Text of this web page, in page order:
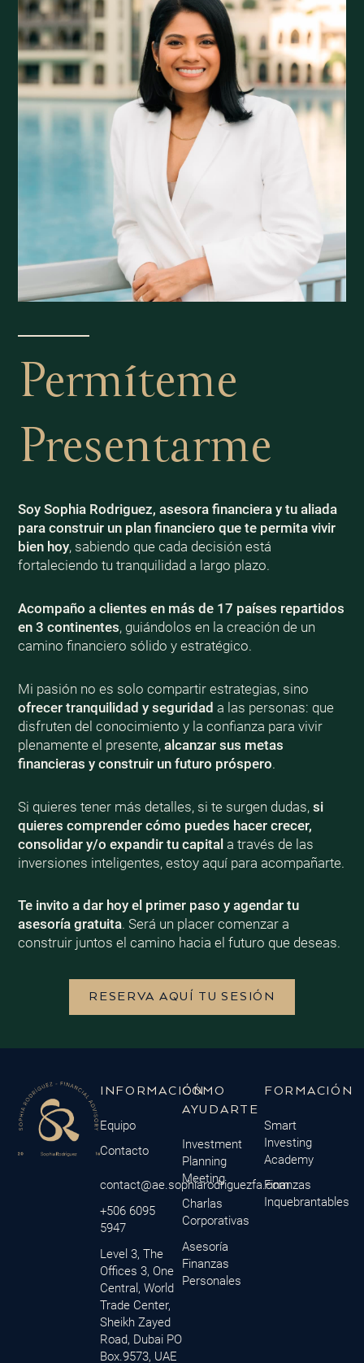
Permíteme
Presentarme
Soy Sophia Rodriguez, asesora financiera y tu aliada
para construir un plan financiero que te permita vivir
bien hoy, sabiendo que cada decisión está
fortaleciendo tu tranquilidad a largo plazo.
Acompaño a clientes en más de 17 países repartidos
en 3 continentes, guiándolos en la creación de un
camino financiero sólido y estratégico.
Mi pasión no es solo compartir estrategias, sino
ofrecer tranquilidad y seguridad a las personas: que
disfruten del conocimiento y la confianza para vivir
plenamente el presente, alcanzar sus metas
financieras y construir un futuro próspero.
Si quieres tener más detalles, si te surgen dudas, si
quieres comprender cómo puedes hacer crecer,
consolidar y/o expandir tu capitala través de las
inversiones inteligentes, estoy aquí para acompañarte.
Te invito a dar hoy el primer paso y agendar tu
asesoría gratuita. Será un placer comenzar a
construir juntos el camino hacia el futuro que deseas.
RESERVA AQUÍ TU SESIÓN
INFORMACIÓN
Equipo
Contacto
contact@ae.sophiarodriguezfa.com
+506 6095
5947
Level 3, The
Offices 3, One
Central, World
Trade Center,
Sheikh Zayed
Road, Dubai PO
Box.9573, UAE
CÓMO
AYUDARTE
Investment
Planning
Meeting
Charlas
Corporativas
Asesoría
Finanzas
Personales
FORMACIÓN
Smart
Investing
Academy
Finanzas
Inquebrantables